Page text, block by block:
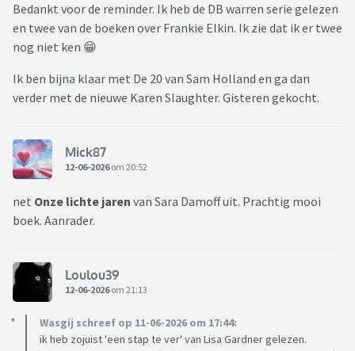
Bedankt voor de reminder. Ik heb de DB warren serie gelezen
en twee van de boeken over Frankie Elkin. Ik zie dat ik er twee
nog niet ken 😁
Ik ben bijna klaar met De 20 van Sam Holland en ga dan
verder met de nieuwe Karen Slaughter. Gisteren gekocht.
Mick87
12-06-2026om 20:52
net Onze lichte jaren van Sara Damoff uit. Prachtig mooi
boek. Aanrader.
Loulou39
12-06-2026om 21:13
Wasgij schreef op 11-06-2026 om 17:44:
ik heb zojuist 'een stap te ver' van Lisa Gardner gelezen.